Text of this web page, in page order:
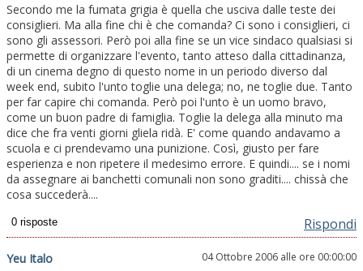
Secondo me la fumata grigia è quella che usciva dalle teste dei
consiglieri. Ma alla fine chi è che comanda? Ci sono i consiglieri, ci
sono gli assessori. Però poi alla fine se un vice sindaco qualsiasi si
permette di organizzare l'evento, tanto atteso dalla cittadinanza,
di un cinema degno di questo nome in un periodo diverso dal
week end, subito l'unto toglie una delega; no, ne toglie due. Tanto
per far capire chi comanda. Però poi l'unto è un uomo bravo,
come un buon padre di famiglia. Toglie la delega alla minuto ma
dice che fra venti giorni gliela ridà. E' come quando andavamo a
scuola e ci prendevamo una punizione. Così, giusto per fare
esperienza e non ripetere il medesimo errore. E quindi.... se i nomi
da assegnare ai banchetti comunali non sono graditi.... chissà che
cosa succederà....
Rispondi
Yeu Italo 04 Ottobre 2006 alle ore 00:00:00